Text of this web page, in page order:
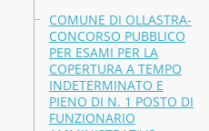
COMUNE DI OLLASTRA-
CONCORSO PUBBLICO
PER ESAMI PER LA
COPERTURA A TEMPO
INDETERMINATO E
PIENO DI N. 1 POSTO DI
FUNZIONARIO